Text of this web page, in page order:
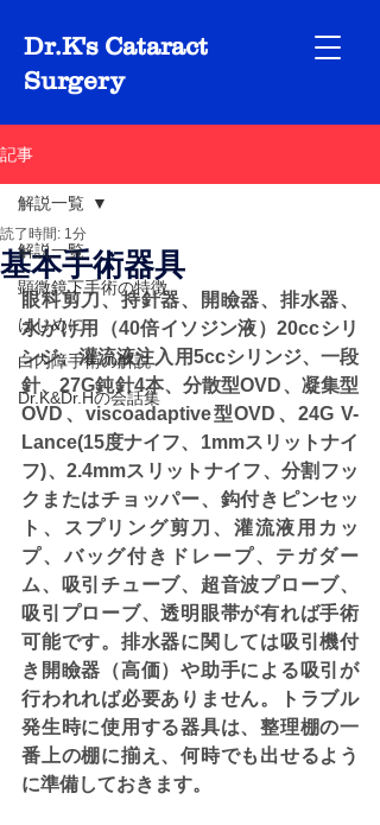
Dr.K's Cataract
Surgery
記事
解説一覧
顕微鏡下手術の特徴
はじめに
白内障手術の解説
Dr.K&Dr.Hの会話集
解説一覧
基本手術器具
読了時間: 1分
眼科剪刀、持針器、開瞼器、排水器、
水かけ用（40倍イソジン液）20ccシリ
ンジ、灌流液注入用5ccシリンジ、一段
針、27G鈍針4本、分散型OVD、凝集型
OVD、viscoadaptive型OVD、24G V-
Lance(15度ナイフ、1mmスリットナイ
フ)、2.4mmスリットナイフ、分割フッ
クまたはチョッパー、鈎付きピンセッ
ト、スプリング剪刀、灌流液用カッ
プ、バッグ付きドレープ、テガダー
ム、吸引チューブ、超音波プローブ、
吸引プローブ、透明眼帯が有れば手術
可能です。排水器に関しては吸引機付
き開瞼器（高価）や助手による吸引が
行われれば必要ありません。トラブル
発生時に使用する器具は、整理棚の一
番上の棚に揃え、何時でも出せるよう
に準備しておきます。